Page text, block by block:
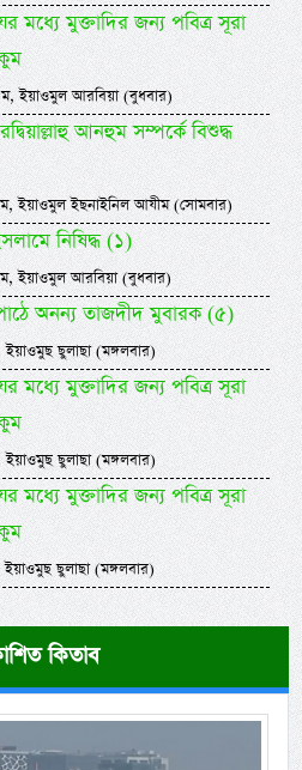
মধ্যে মুক্তাদির জন্য পবিত্র সূরা
ইয়াওমুল আরবিয়া (বুধবার)
আনহুম সম্পর্কে বিশুদ্ধ
ইছনাইনিল আযীম (সোমবার)
নিষিদ্ধ (১)
ইয়াওমুল আরবিয়া (বুধবার)
অনন্য তাজদীদ মুবারক (৫)
ছুলাছা (মঙ্গলবার)
মধ্যে মুক্তাদির জন্য পবিত্র সূরা
ছুলাছা (মঙ্গলবার)
মধ্যে মুক্তাদির জন্য পবিত্র সূরা
ছুলাছা (মঙ্গলবার)
কিতাব